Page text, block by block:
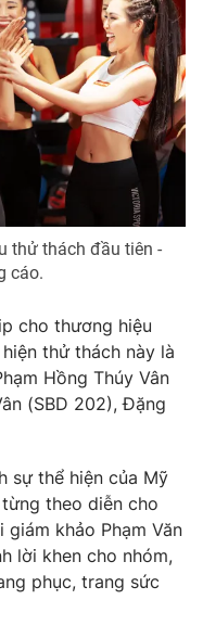
Phạm Quốc Thắng,
355 932
không có sự chấp
khi phát hành lại
thử thách đầu tiên -
cáo.
cho thương hiệu
thử thách này là
Hồng Thúy Vân
(SBD 202), Đặng
sự thể hiện của Mỹ
theo diễn cho
giám khảo Phạm Văn
lời khen cho nhóm,
phục, trang sức